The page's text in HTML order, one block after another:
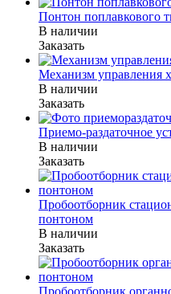
Понтон поплавкового
В наличии
Заказать
Механизм управления
В наличии
Заказать
Приемо-раздаточное
В наличии
Заказать
Пробоотборник
понтоном
В наличии
Заказать